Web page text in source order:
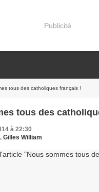
Publicité
tous des catholiques français !
tous des
à 22:30
Gilles William